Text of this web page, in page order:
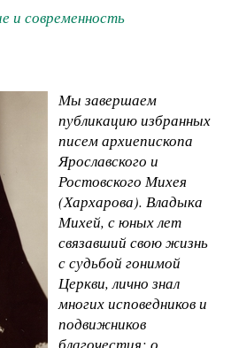
и современность
Мы завершаем
публикацию избранных
писем архиепископа
Ярославского и
Ростовского Михея
(Хархарова). Владыка
Михей, с юных лет
связавший свою жизнь
с судьбой гонимой
Церкви, лично знал
многих исповедников и
подвижников